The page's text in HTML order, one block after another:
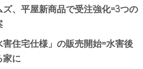
、平屋新商品で受注強化=3つの
住宅仕様」の販売開始=水害後
に